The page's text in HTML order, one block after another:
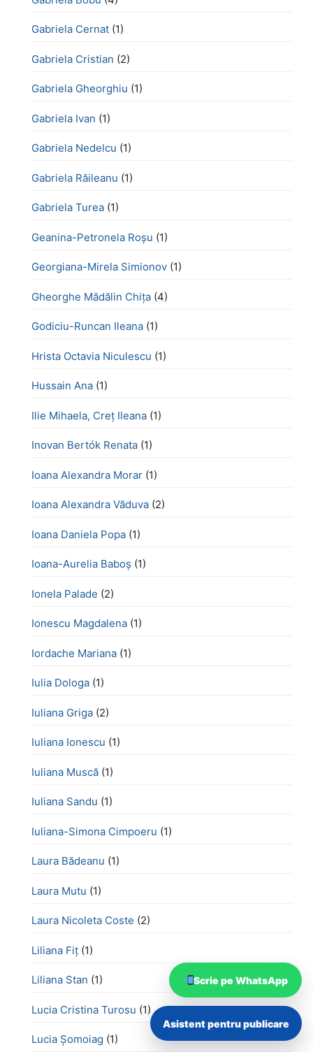
Gabriela Cernat (1)
Gabriela Cristian (2)
Gabriela Gheorghiu (1)
Gabriela Ivan (1)
Gabriela Nedelcu (1)
Gabriela Răileanu (1)
Gabriela Turea (1)
Geanina-Petronela Roșu (1)
Georgiana-Mirela Simionov (1)
Gheorghe Mădălin Chiţa (4)
Godiciu-Runcan Ileana (1)
Hrista Octavia Niculescu (1)
Hussain Ana (1)
Ilie Mihaela, Creț Ileana (1)
Inovan Bertók Renata (1)
Ioana Alexandra Morar (1)
Ioana Alexandra Văduva (2)
Ioana Daniela Popa (1)
Ioana-Aurelia Baboș (1)
Ionela Palade (2)
Ionescu Magdalena (1)
Iordache Mariana (1)
Iulia Dologa (1)
Iuliana Griga (2)
Iuliana Ionescu (1)
Iuliana Muscă (1)
Iuliana Sandu (1)
Iuliana-Simona Cimpoeru (1)
Laura Bădeanu (1)
Laura Mutu (1)
Laura Nicoleta Coste (2)
Liliana Fiț (1)
Liliana Stan (1)
Lucia Cristina Turosu (1)
Lucia Șomoiag (1)
Scrie pe WhatsApp
Asistent pentru publicare